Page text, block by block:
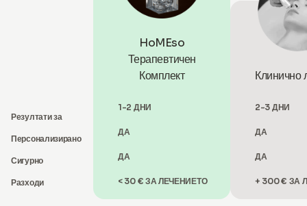
Резултати за
Персонализирано
Сигурно
Разходи
HoMEso
Терапевтичен
Комплект
1-2 ДНИ
ДА
ДА
< 30 € ЗА ЛЕЧЕНИЕТО
Клинично
2-3 ДНИ
ДА
ДА
+ 300 € ЗА